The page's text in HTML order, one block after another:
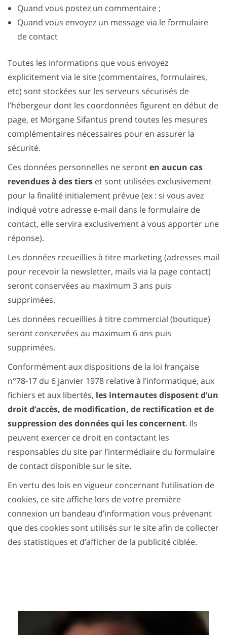
Quand vous postez un commentaire ;
Quand vous envoyez un message via le formulaire
de contact
Toutes les informations que vous envoyez
explicitement via le site (commentaires, formulaires,
etc) sont stockées sur les serveurs sécurisés de
l’hébergeur dont les coordonnées figurent en début de
page, et Morgane Sifantus prend toutes les mesures
complémentaires nécessaires pour en assurer la
sécurité.
Ces données personnelles ne seronten aucun cas
revendues à des tiers et sont utilisées exclusivement
pour la finalité initialement prévue (ex : si vous avez
indiqué votre adresse e-mail dans le formulaire de
contact, elle servira exclusivement à vous apporter une
réponse).
Les données recueillies à titre marketing (adresses mail
pour recevoir la newsletter, mails via la page contact)
seront conservées au maximum 3 ans puis
supprimées.
Les données recueillies à titre commercial (boutique)
seront conservées au maximum 6 ans puis
supprimées.
Conformément aux dispositions de la loi française
n°78-17 du 6 janvier 1978 relative à l’informatique, aux
fichiers et aux libertés, les internautes disposent d’un
droit d’accès, de modification, de rectification et de
suppression des données qui les concernent. Ils
peuvent exercer ce droit en contactant les
responsables du site par l’intermédiaire du formulaire
de contact disponible sur le site.
En vertu des lois en vigueur concernant l’utilisation de
cookies, ce site affiche lors de votre première
connexion un bandeau d’information vous prévenant
que des cookies sont utilisés sur le site afin de collecter
des statistiques et d’afficher de la publicité ciblée.